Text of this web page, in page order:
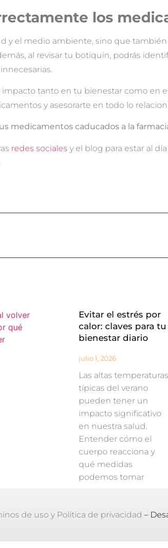
los
y el medio ambiente, sino que
al revisar tu botiquín, podrás
tanto en tu bienestar como en
y asesorarte en todo lo
medicamentos caducados a la
redes sociales y el blog para estar al
Evitar el estrés por
calor: claves para tu
bienestar diario
julio 1, 2026
Las altas temperaturas
típicas del verano
pueden tener un
impacto significativo
en nuestra salud.
Entender cómo el
cuerpo reacciona y
qué medidas
podemos tomar
de uso y Política de privacidad –